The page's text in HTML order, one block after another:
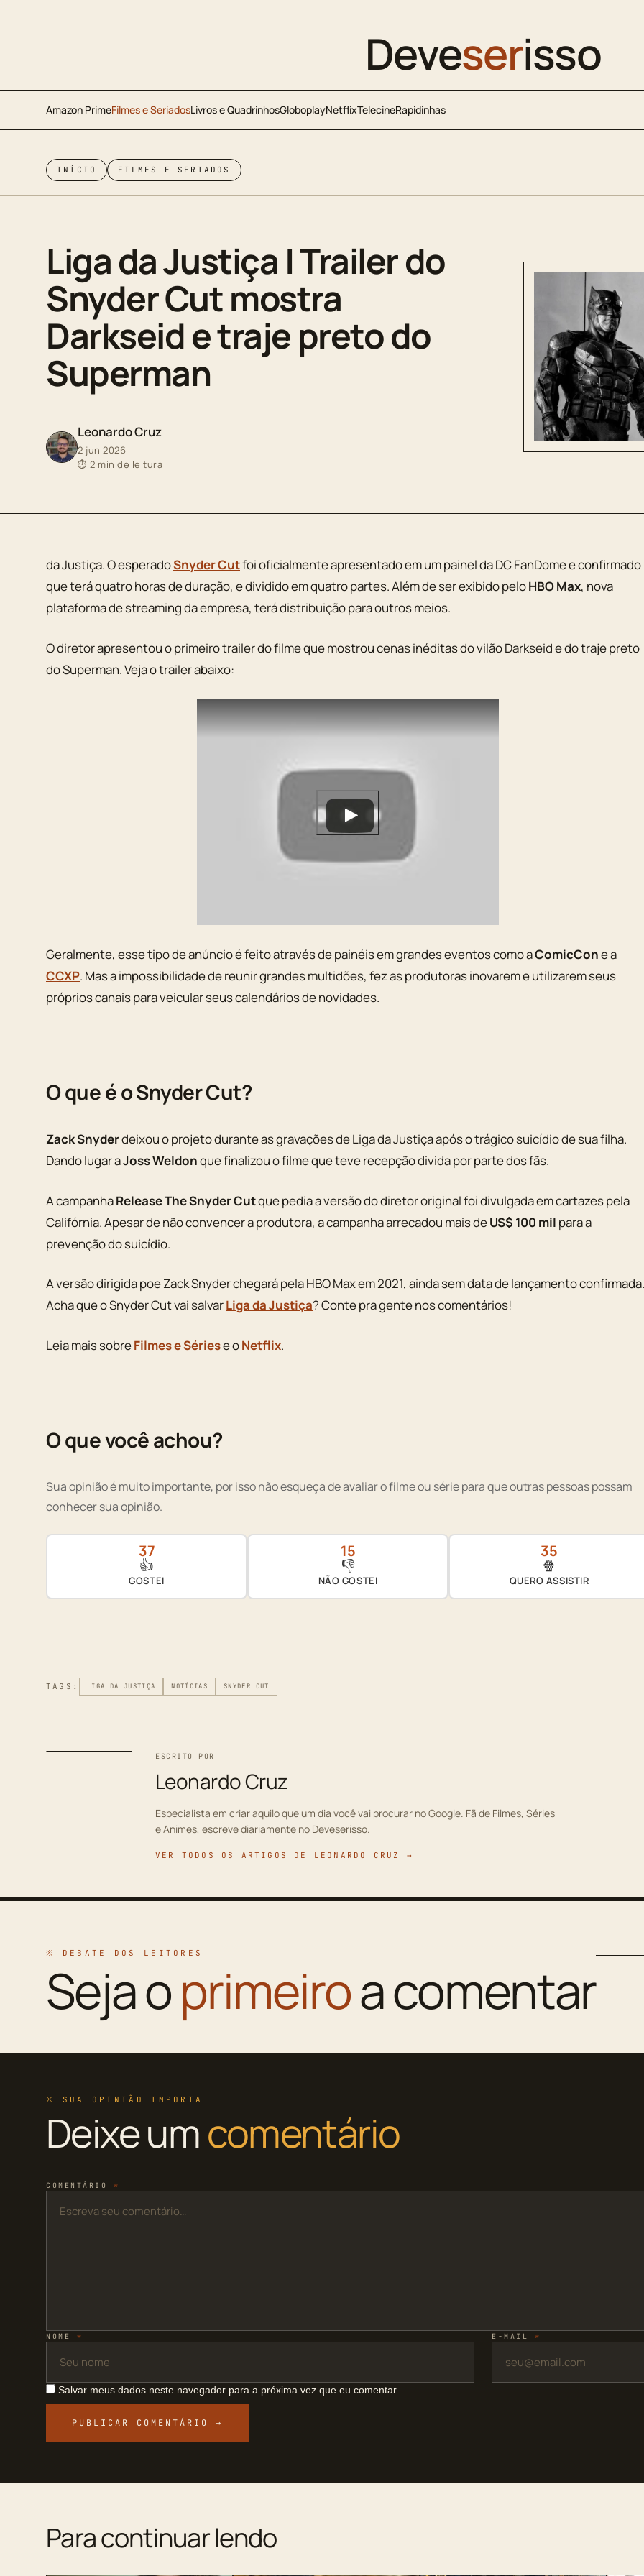
Deveserisso
Amazon PrimeFilmes e SeriadosLivros e QuadrinhosGloboplayNetflixTelecineRapidinhas
INÍCIO FILMES E SERIADOS
Liga da Justiça | Trailer do
Snyder Cut mostra
Darkseid e traje preto do
Superman
Leonardo Cruz
2 jun 2026
⏱ 2 min de leitura
da Justiça. O esperadoSnyder Cutfoi oficialmente apresentado em um painel da DC FanDome e confirmado
que terá quatro horas de duração, e dividido em quatro partes. Além de ser exibido peloHBO Max, nova
plataforma de streaming da empresa, terá distribuição para outros meios.
O diretor apresentou o primeiro trailer do filme que mostrou cenas inéditas do vilãoDarkseide do traje preto
doSuperman. Veja o trailer abaixo:
Geralmente, esse tipo de anúncio é feito através de painéis em grandes eventos como aComicCone a
CCXP. Mas a impossibilidade de reunir grandes multidões, fez as produtoras inovarem e utilizarem seus
próprios canais para veicular seus calendários de novidades.
O que é o Snyder Cut?
Zack Snyderdeixou o projeto durante as gravações de Liga da Justiça após o trágico suicídio de sua filha.
Dando lugar aJoss Weldonque finalizou o filme que teve recepção divida por parte dos fãs.
A campanhaRelease The Snyder Cutque pedia a versão do diretor original foi divulgada em cartazes pela
Califórnia. Apesar de não convencer a produtora, a campanha arrecadou mais deUS$ 100 mil para a
prevenção do suicídio.
A versão dirigida poe Zack Snyder chegará pela HBO Max em 2021, ainda sem data de lançamento confirmada.
Acha que o Snyder Cut vai salvarLiga da Justiça? Conte pra gente nos comentários!
Leia mais sobreFilmes e Sériese oNetflix.
O que você achou?
Sua opinião é muito importante, por isso não esqueça de avaliar o filme ou série para que outras pessoas possam
conhecer sua opinião.
37
👍
GOSTEI
15
👎
NÃO GOSTEI
35
🍿
QUERO ASSISTIR
TAGS: LIGA DA JUSTIÇA NOTÍCIAS SNYDER CUT
ESCRITO POR
Leonardo Cruz
Especialista em criar aquilo que um dia você vai procurar no Google. Fã de Filmes, Séries
e Animes, escreve diariamente no Deveserisso.
VER TODOS OS ARTIGOS DE LEONARDO CRUZ →
※ DEBATE DOS LEITORES
Seja oprimeiroa comentar
※ SUA OPINIÃO IMPORTA
Deixe umcomentário
COMENTÁRIO *
NOME * E-MAIL *
Salvar meus dados neste navegador para a próxima vez que eu comentar.
Para continuar lendo